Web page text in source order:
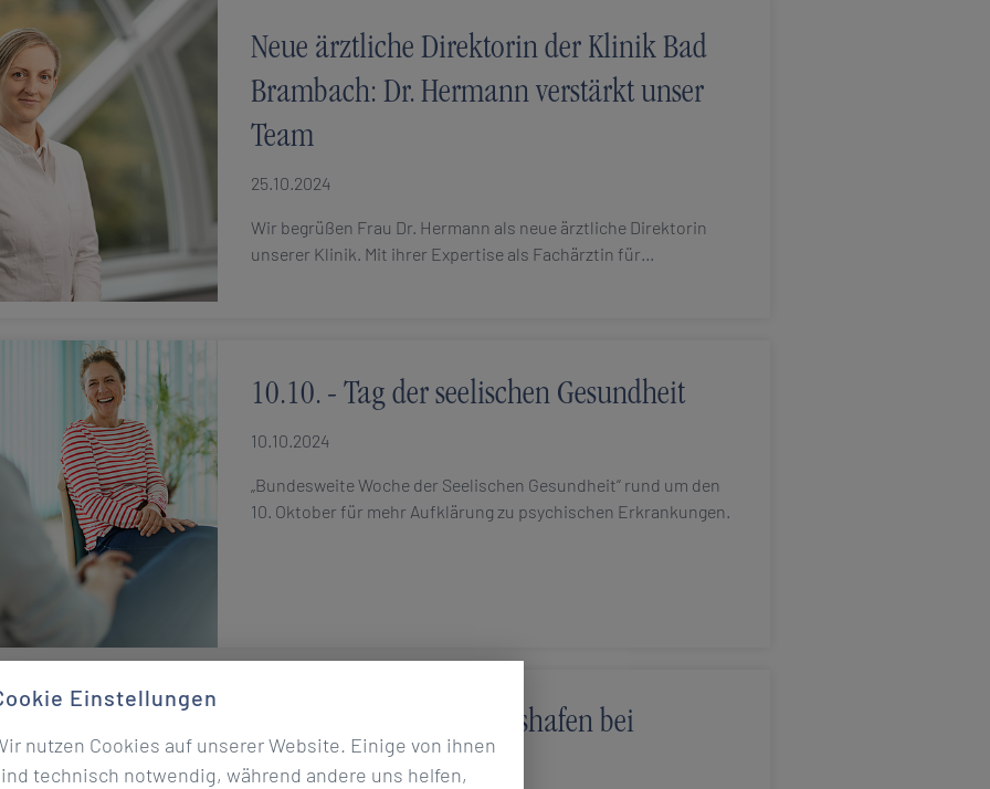
Neue ärztliche Direktorin der Klinik Bad
Brambach: Dr. Hermann verstärkt unser
Team
25.10.2024
Wir begrüßen Frau Dr. Hermann als neue ärztliche Direktorin
unserer Klinik. Mit ihrer Expertise als Fachärztin für…
10.10. - Tag der seelischen Gesundheit
10.10.2024
„Bundesweite Woche der Seelischen Gesundheit“ rund um den
10. Oktober für mehr Aufklärung zu psychischen Erkrankungen.
Dr. Ebel Klinik Bad Karlshafen bei
Firmenlauf
Einstellungen
nutzen Cookies auf unserer Website. Einige von ihnen
technisch notwendig, während andere uns helfen,